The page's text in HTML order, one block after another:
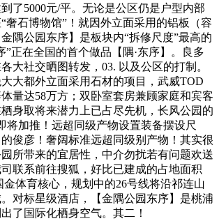
了5000元/平。无论是公区仍是户型内部
奢石博物馆”！就因外立面采用的铝板（容
隅公园东序】是板块内“拆修尺度”最高的
”正在全国的首个做品【隅·东序】。良多
大社交晒图转发，03. 以及公区的打制。
大都外立面采用石材的项目，武威TOD
量达58万方；双卧室套房兼顾家庭和宾客
身取将来潜力上已占尽先机，长风公园的
将加推！远超同级产物设置装备摆设尺
俊彦！奢阔标准远超同级别产物！其实很
所带来的宜居性，中介勿扰若有问题欢送
联系前往搜狐，好比已建成的占地面积
金体育核心，规划中的26号线将沿祁连山
对标星级酒店，【金隅公园东序】是桃浦
了国际化栖身空气。其二！